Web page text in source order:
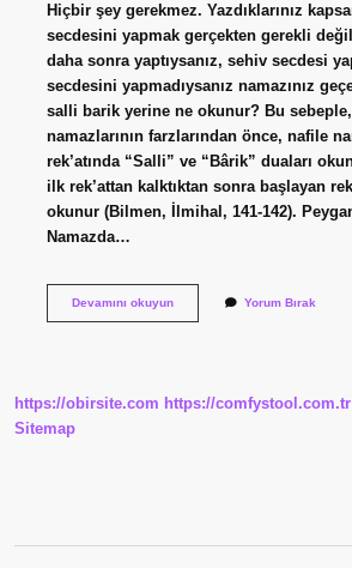
Hiçbir şey gerekmez. Yazdıklarınız
secdesini yapmak gerçekten gerekli
daha sonra yaptıysanız, sehiv secdesi
secdesini yapmadıysanız namazınız
salli barik yerine ne okunur? Bu
namazlarının farzlarından önce, nafile
rek’atında “Salli” ve “Bârik” duaları
ilk rek’attan kalktıktan sonra başlayan
okunur (Bilmen, İlmihal, 141-142).
Namazda…
Devamını okuyunNamazda
Yorum Bırak
https://obirsite.com https://comfystool.com.tr
Sitemap